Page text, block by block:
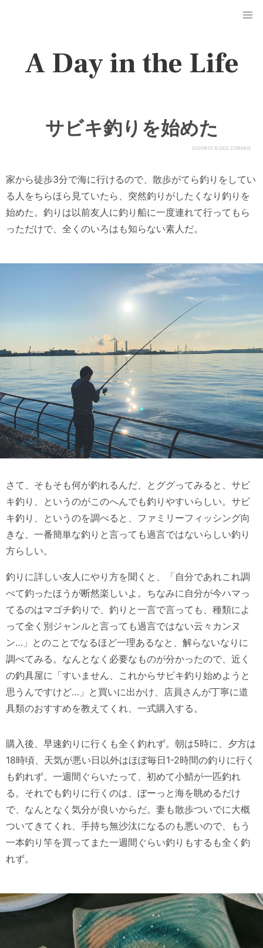
A Day in the Life
サビキ釣りを始めた
2020年07月26日 22時08分
家から徒歩3分で海に行けるので、散歩がてら釣りをしてい
る人をちらほら見ていたら、突然釣りがしたくなり釣りを
始めた。釣りは以前友人に釣り船に一度連れて行ってもら
っただけで、全くのいろはも知らない素人だ。
さて、そもそも何が釣れるんだ、とググってみると、サビ
キ釣り、というのがこのへんでも釣りやすいらしい。サビ
キ釣り、というのを調べると、ファミリーフィッシング向
きな、一番簡単な釣りと言っても過言ではないらしい釣り
方らしい。
釣りに詳しい友人にやり方を聞くと、「自分であれこれ調
べて釣ったほうが断然楽しいよ。ちなみに自分が今ハマっ
てるのはマゴチ釣りで、釣りと一言で言っても、種類によ
って全く別ジャンルと言っても過言ではない云々カンヌ
ン…」とのことでなるほど一理あるなと、解らないなりに
調べてみる。なんとなく必要なものが分かったので、近く
の釣具屋に「すいません、これからサビキ釣り始めようと
思うんですけど…」と買いに出かけ、店員さんが丁寧に道
具類のおすすめを教えてくれ、一式購入する。
購入後、早速釣りに行くも全く釣れず。朝は5時に、夕方は
18時頃、天気が悪い日以外はほぼ毎日1-2時間の釣りに行く
も釣れず。一週間ぐらいたって、初めて小鯖が一匹釣れ
る。それでも釣りに行くのは、ぼーっと海を眺めるだけ
で、なんとなく気分が良いからだ。妻も散歩ついでに大概
ついてきてくれ、手持ち無沙汰になるのも悪いので、もう
一本釣り竿を買ってまた一週間ぐらい釣りもするも全く釣
れず。